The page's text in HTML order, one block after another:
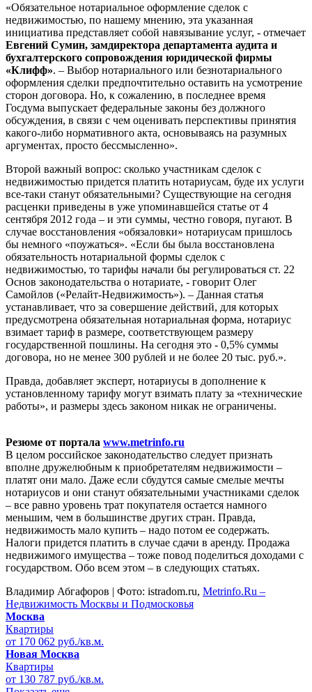
«Обязательное нотариальное оформление сделок с
недвижимостью, по нашему мнению, эта указанная
инициатива представляет собой навязывание услуг, - отмечает
Евгений Сумин, замдиректора департамента аудита и
бухгалтерского сопровождения юридической фирмы
«Клифф». – Выбор нотариального или безнотариального
оформления сделки предпочтительно оставить на усмотрение
сторон договора. Но, к сожалению, в последнее время
Госдума выпускает федеральные законы без должного
обсуждения, в связи с чем оценивать перспективы принятия
какого-либо нормативного акта, основываясь на разумных
аргументах, просто бессмысленно».
Второй важный вопрос: сколько участникам сделок с
недвижимостью придется платить нотариусам, буде их услуги
все-таки станут обязательными? Существующие на сегодня
расценки приведены в уже упоминавшейся статье от 4
сентября 2012 года – и эти суммы, честно говоря, пугают. В
случае восстановления «обязаловки» нотариусам пришлось
бы немного «поужаться». «Если бы была восстановлена
обязательность нотариальной формы сделок с
недвижимостью, то тарифы начали бы регулироваться ст. 22
Основ законодательства о нотариате, - говорит Олег
Самойлов («Релайт-Недвижимость»). – Данная статья
устанавливает, что за совершение действий, для которых
предусмотрена обязательная нотариальная форма, нотариус
взимает тариф в размере, соответствующем размеру
государственной пошлины. На сегодня это - 0,5% суммы
договора, но не менее 300 рублей и не более 20 тыс. руб.».
Правда, добавляет эксперт, нотариусы в дополнение к
установленному тарифу могут взимать плату за «технические
работы», и размеры здесь законом никак не ограничены.
Резюме от портала www.metrinfo.ru
В целом российское законодательство следует признать
вполне дружелюбным к приобретателям недвижимости –
платят они мало. Даже если сбудутся самые смелые мечты
нотариусов и они станут обязательными участниками сделок
– все равно уровень трат покупателя остается намного
меньшим, чем в большинстве других стран. Правда,
недвижимость мало купить – надо потом ее содержать.
Налоги придется платить в случае сдачи в аренду. Продажа
недвижимого имущества – тоже повод поделиться доходами с
государством. Обо всем этом – в следующих статьях.
Владимир Абгафоров | Фото: istradom.ru, Metrinfo.Ru –
Недвижимость Москвы и Подмосковья
Москва
Квартиры
от 170 062 руб./кв.м.
Новая Москва
Квартиры
от 130 787 руб./кв.м.